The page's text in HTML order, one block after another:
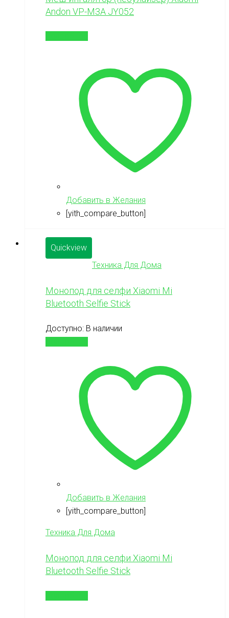
Andon VP-M3A JY052
Добавить в Желания
[yith_compare_button]
Quickview
Техника Для Дома
Монопод для селфи Xiaomi Mi
Bluetooth Selfie Stick
Доступно: В наличии
Добавить в Желания
[yith_compare_button]
Техника Для Дома
Монопод для селфи Xiaomi Mi
Bluetooth Selfie Stick